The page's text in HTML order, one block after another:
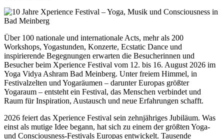
Über 100 nationale und internationale Acts, mehr als 200
Workshops, Yogastunden, Konzerte, Ecstatic Dance und
inspirierende Begegnungen erwarten die Besucherinnen und
Besucher beim Xperience Festival vom 12. bis 16. August 2026 im
Yoga Vidya Ashram Bad Meinberg. Unter freiem Himmel, in
Festivalzelten und Yogaräumen – darunter Europas größter
Yogaraum – entsteht ein Festival, das Menschen verbindet und
Raum für Inspiration, Austausch und neue Erfahrungen schafft.
2026 feiert das Xperience Festival sein zehnjähriges Jubiläum. Was
einst als mutige Idee begann, hat sich zu einem der größten Yoga-
und Consciousness-Festivals Europas entwickelt. Tausende